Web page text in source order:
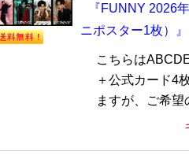
『FUNNY 2026
ニポスター1枚）』
こちらは
＋公式カード4
ますが、ご希望